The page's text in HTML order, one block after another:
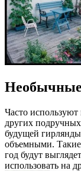
Часто
других
будущей
объемными.
год будут
использовать на